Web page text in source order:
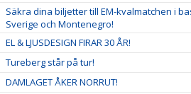
Säkra dina biljetter till EM-kvalmatchen i
Sverige och Montenegro!
EL & LJUSDESIGN FIRAR 30 ÅR!
Tureberg står på tur!
DAMLAGET ÅKER NORRUT!